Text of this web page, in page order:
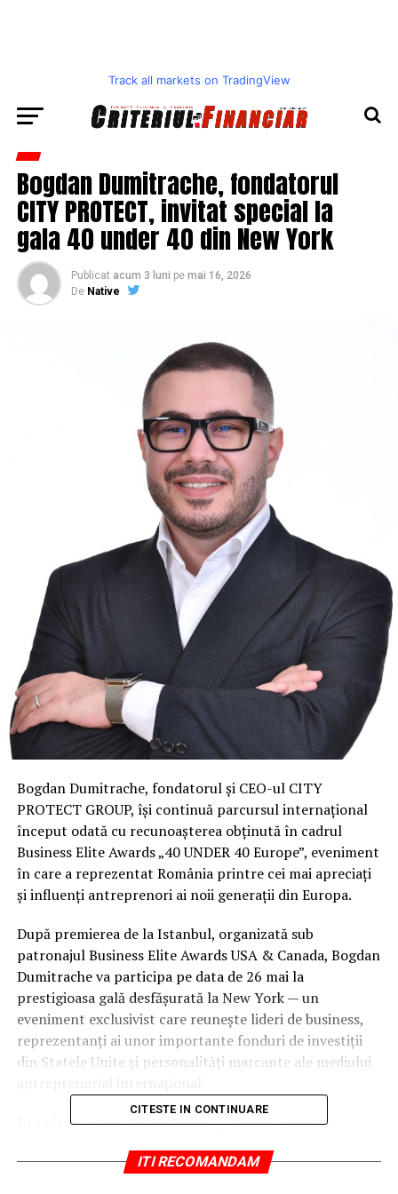
Track all markets on TradingView
Bogdan Dumitrache, fondatorul
CITY PROTECT, invitat special la
gala 40 under 40 din New York
Publicat acum 3 luni pe mai 16, 2026
De Native
Bogdan Dumitrache, fondatorul și CEO-ul CITY
PROTECT GROUP, își continuă parcursul internațional
început odată cu recunoașterea obținută în cadrul
Business Elite Awards „40 UNDER 40 Europe”, eveniment
în care a reprezentat România printre cei mai apreciați
și influenți antreprenori ai noii generații din Europa.
După premierea de la Istanbul, organizată sub
patronajul Business Elite Awards USA & Canada, Bogdan
Dumitrache va participa pe data de 26 mai la
prestigioasa gală desfășurată la New York — un
eveniment exclusivist care reunește lideri de business,
reprezentanți ai unor importante fonduri de investiții
din Statele Unite și personalități marcante ale mediului
În cadrul evenimentului, antreprenorul român va
unui grup select de investitori internaționali, într-o
CITESTE IN CONTINUARE
ITI RECOMANDAM